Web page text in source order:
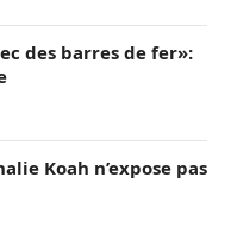
des barres de fer»:
Koah n’expose pas